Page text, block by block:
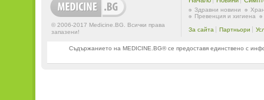
© 2006-2017 Medicine.BG. Всички права
запазени!
Здравни новини
Превенция и хигиена
За сайта Партньори
Съдържанието на MEDICINE.BG® се предоставя единствено с